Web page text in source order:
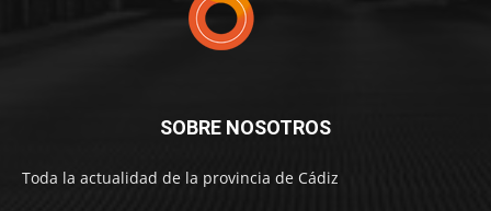
SOBRE NOSOTROS
Toda la actualidad de la provincia de Cádiz